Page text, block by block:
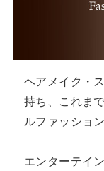
ヘアメイク・
持ち、これま
ルファッショ
エンターテイ